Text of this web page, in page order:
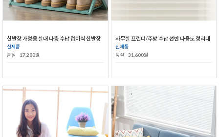
신발장 가정용 실내 다층 수납 접이식 신발장
신제품
품절
17,200원
사무실 프린터/주방 수납 선반 다용도 정리대
신제품
품절
31,600원